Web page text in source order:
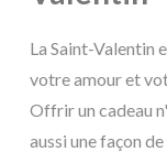
La Saint-Valentin
votre amour et
Offrir un cadeau
aussi une façon